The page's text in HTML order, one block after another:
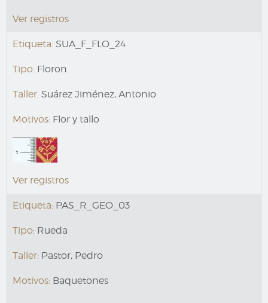
Ver registros
Etiqueta: SUA_F_FLO_24
Tipo: Floron
Taller: Suárez Jiménez, Antonio
Motivos: Flor y tallo
Ver registros
Etiqueta: PAS_R_GEO_03
Tipo: Rueda
Taller: Pastor, Pedro
Motivos: Baquetones